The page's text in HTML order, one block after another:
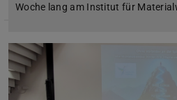
Woche lang am Institut für